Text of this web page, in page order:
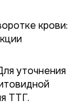
крови:
уточнения
ТТГ.